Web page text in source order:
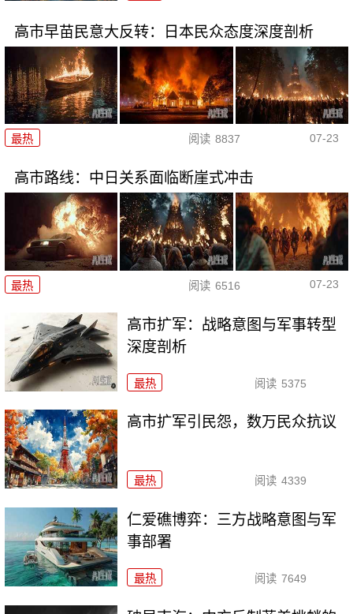
高市早苗民意大反转：日本民众态度深度剖析
最热 阅读 8837 07-23
高市路线：中日关系面临断崖式冲击
最热 阅读 6516 07-23
高市扩军：战略意图与军事转型
深度剖析
最热 阅读 5375
高市扩军引民怨，数万民众抗议
最热 阅读 4339
仁爱礁博弈：三方战略意图与军
事部署
最热 阅读 7649